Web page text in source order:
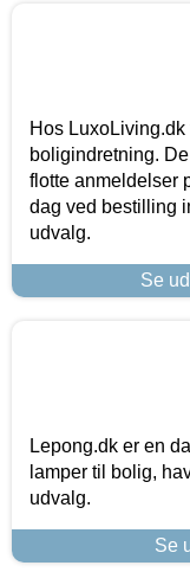
Hos
boligindretning.
flotte anmeldelser
dag ved bestilling
udvalg.
Se
Lepong.dk er en
lamper til bolig,
udvalg.
Se